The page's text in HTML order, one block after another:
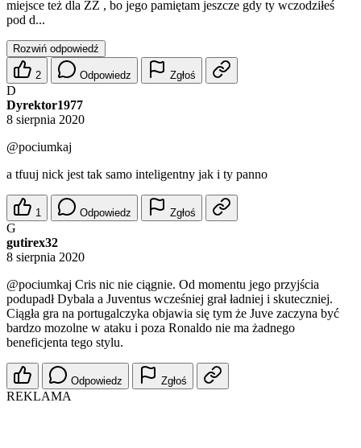
miejsce też dla ZZ , bo jego pamiętam jeszcze gdy ty wczodziłeś
pod d...
Rozwiń odpowiedź
2 Odpowiedz Zgłoś
D
Dyrektor1977
8 sierpnia 2020
@pociumkaj
a tfuuj nick jest tak samo inteligentny jak i ty panno
1 Odpowiedz Zgłoś
G
gutirex32
8 sierpnia 2020
@pociumkaj Cris nic nie ciągnie. Od momentu jego przyjścia
podupadł Dybala a Juventus wcześniej grał ładniej i skuteczniej.
Ciągła gra na portugalczyka objawia się tym że Juve zaczyna być
bardzo mozolne w ataku i poza Ronaldo nie ma żadnego
beneficjenta tego stylu.
Odpowiedz Zgłoś
REKLAMA